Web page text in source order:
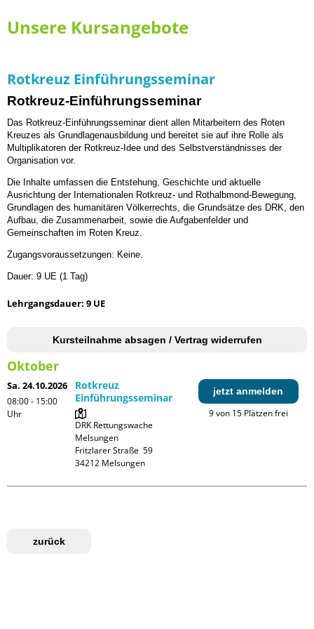
Unsere Kursangebote
Rotkreuz Einführungsseminar
Rotkreuz-Einführungsseminar
Das Rotkreuz-Einführungsseminar dient allen Mitarbeitern des Roten
Kreuzes als Grundlagenausbildung und bereitet sie auf ihre Rolle als
Multiplikatoren der Rotkreuz-Idee und des Selbstverständnisses der
Organisation vor.
Die Inhalte umfassen die Entstehung, Geschichte und aktuelle
Ausrichtung der Internationalen Rotkreuz- und Rothalbmond-Bewegung,
Grundlagen des humanitären Völkerrechts, die Grundsätze des DRK, den
Aufbau, die Zusammenarbeit, sowie die Aufgabenfelder und
Gemeinschaften im Roten Kreuz.
Zugangsvoraussetzungen: Keine.
Dauer: 9 UE (1 Tag)
Lehrgangsdauer: 9 UE
Kursteilnahme absagen / Vertrag widerrufen
Oktober
Sa. 24.10.2026
08:00 - 15:00
Uhr
Rotkreuz
Einführungsseminar
DRK Rettungswache
Melsungen
Fritzlarer Straße  59
jetzt anmelden
9 von 15 Plätzen frei
zurück